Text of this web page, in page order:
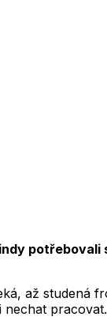
potřebovali
až studená
nechat pracovat.